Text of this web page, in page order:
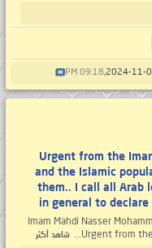
09:18 PM
Urgent from the
and the Islamic
them.. I call all Arab
in general to declare
- 1 - Imam Mahdi Nasser
شاهد أكثر